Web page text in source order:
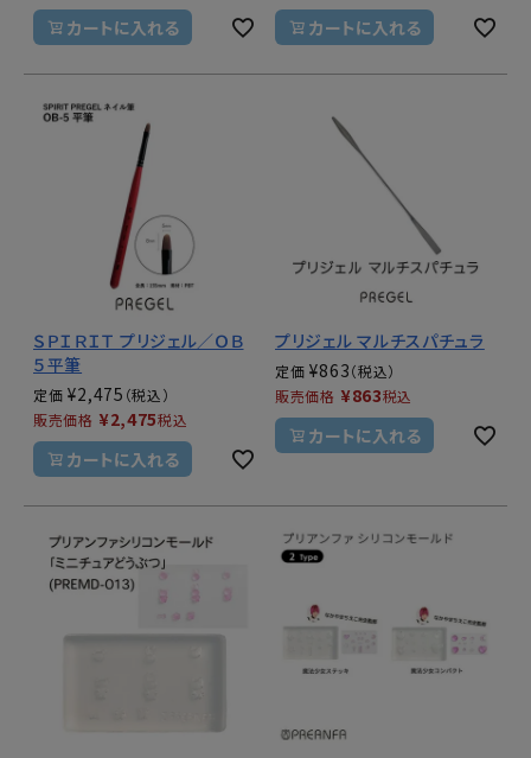
カートに入れる カートに入れる
ＳＰＩＲＩＴ プリジェル／ＯＢ
５平筆
定価 ¥2,475
販売価格 ¥2,475税込
カートに入れる
プリジェル マルチスパチュラ
定価 ¥863
販売価格 ¥863税込
カートに入れる